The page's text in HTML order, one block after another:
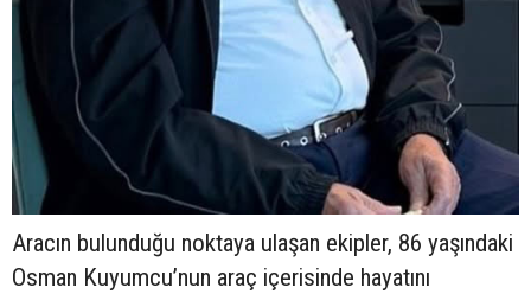
Aracın bulunduğu noktaya ulaşan ekipler, 86 yaşındaki
Osman Kuyumcu’nun araç içerisinde hayatını